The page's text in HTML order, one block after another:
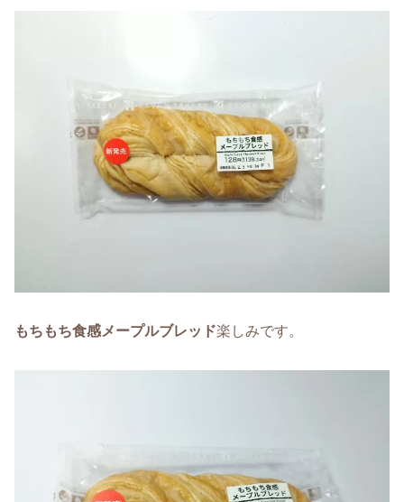
もちもち食感メープルブレッド楽しみです。